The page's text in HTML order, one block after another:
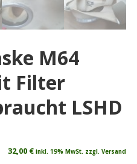
M64
Filter
LSHD
32,00 € inkl. 19% MwSt. zzgl. Versand